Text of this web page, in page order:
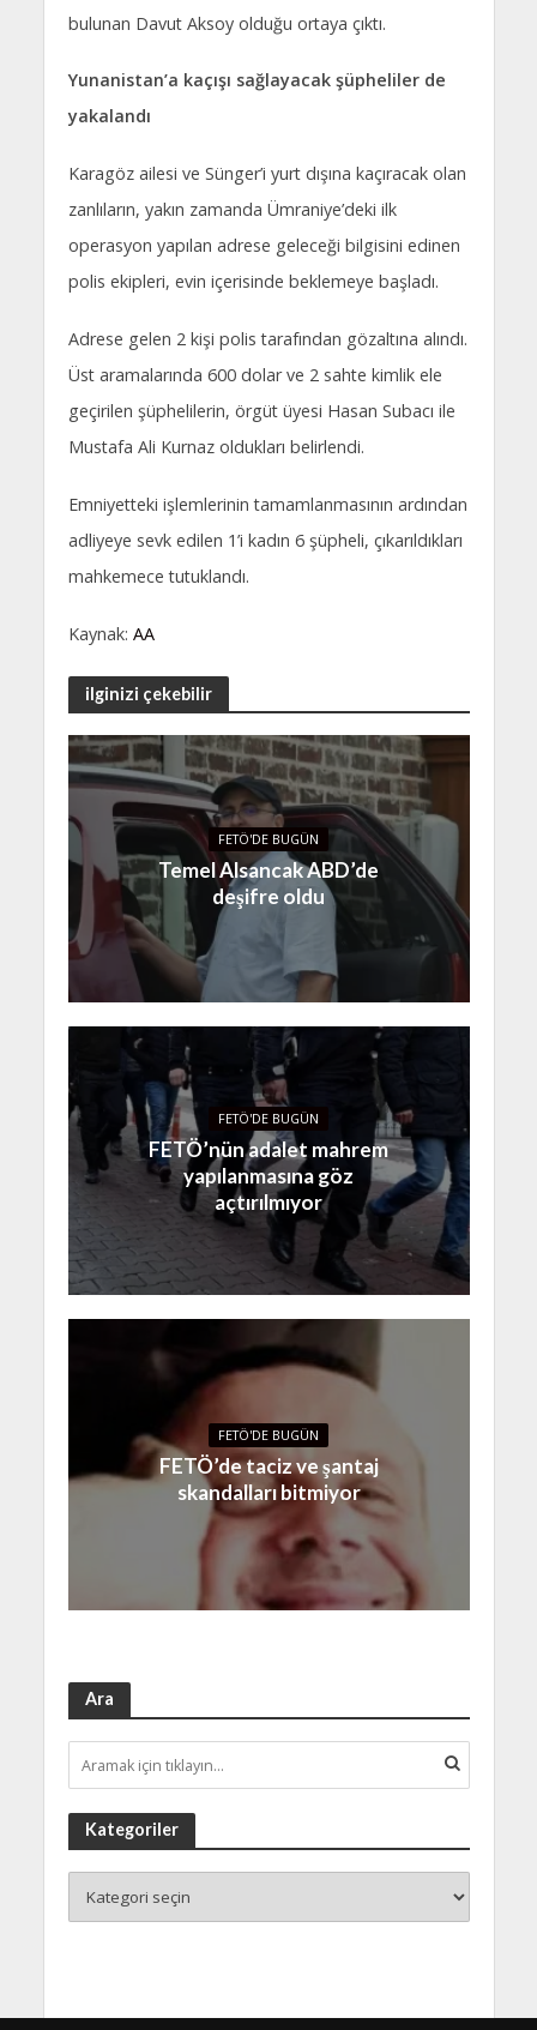
bulunan Davut Aksoy olduğu ortaya çıktı.
Yunanistan’a kaçışı sağlayacak şüpheliler de
yakalandı
Karagöz ailesi ve Sünger’i yurt dışına kaçıracak olan
zanlıların, yakın zamanda Ümraniye’deki ilk
operasyon yapılan adrese geleceği bilgisini edinen
polis ekipleri, evin içerisinde beklemeye başladı.
Adrese gelen 2 kişi polis tarafından gözaltına alındı.
Üst aramalarında 600 dolar ve 2 sahte kimlik ele
geçirilen şüphelilerin, örgüt üyesi Hasan Subacı ile
Mustafa Ali Kurnaz oldukları belirlendi.
Emniyetteki işlemlerinin tamamlanmasının ardından
adliyeye sevk edilen 1’i kadın 6 şüpheli, çıkarıldıkları
mahkemece tutuklandı.
Kaynak: AA
ilginizi çekebilir
FETÖ'DE BUGÜN
Temel Alsancak ABD’de
deşifre oldu
FETÖ'DE BUGÜN
FETÖ’nün adalet mahrem
yapılanmasına göz
açtırılmıyor
FETÖ'DE BUGÜN
FETÖ’de taciz ve şantaj
skandalları bitmiyor
Ara
Kategoriler